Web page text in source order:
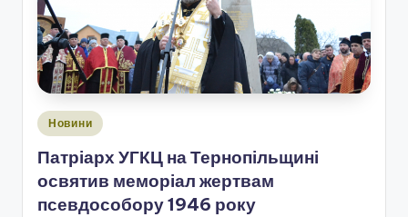
Опубліковано
Новини
Патріарх УГКЦ на Тернопільщині
освятив меморіал жертвам
псевдособору 1946 року